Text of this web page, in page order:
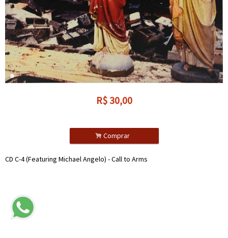
R$ 30,00
. Comprar
CD C-4 (Featuring Michael Angelo) - Call to Arms